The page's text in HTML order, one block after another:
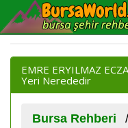
EMRE ERYILMAZ
Yeri Nerededir
Bursa Rehberi